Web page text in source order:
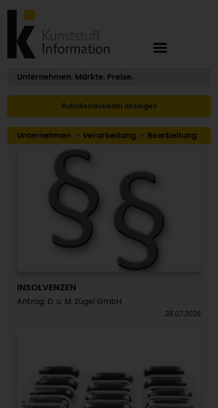
Unternehmen. Märkte. Preise.
Rubrikenauswahl anzeigen
Unternehmen Verarbeitung Bearbeitung
INSOLVENZEN
Antrag: D. u. M. Zügel GmbH
28.07.2026